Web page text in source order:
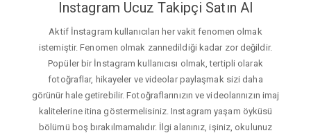
Instagram Ucuz Takipçi Satın Al
Aktif İnstagram kullanıcıları her vakit fenomen olmak
istemiştir. Fenomen olmak zannedildiği kadar zor değildir.
Popüler bir İnstagram kullanıcısı olmak, tertipli olarak
fotoğraflar, hikayeler ve videolar paylaşmak sizi daha
görünür hale getirebilir. Fotoğraflarınızın ve videolarınızın imaj
kalitelerine itina göstermelisiniz. Instagram yaşam öyküsü
bölümü boş bırakılmamalıdır. İlgi alanınız, işiniz, okulunuz